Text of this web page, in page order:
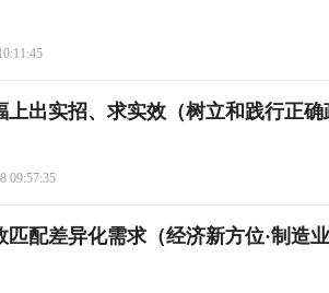
出实招、求实效（树立和践行正确
09:57:35
配差异化需求（经济新方位·制造业